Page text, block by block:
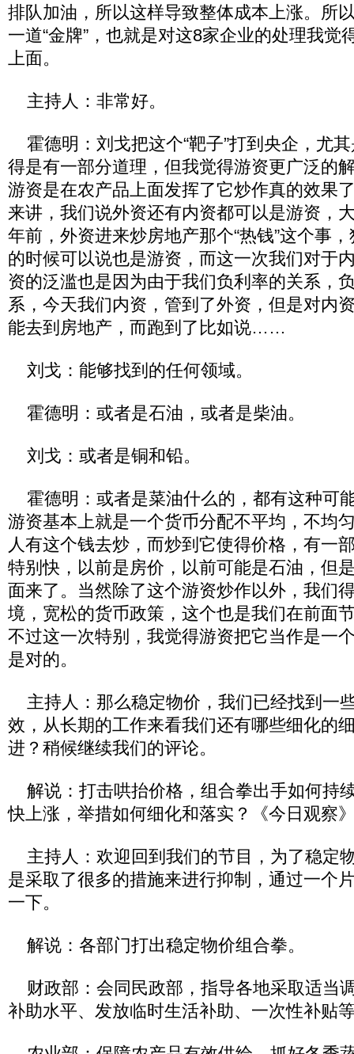
排队加油，所以这样导致整体成本上涨。所
一道“金牌”，也就是对这8家企业的处理我觉
上面。
主持人：非常好。
霍德明：刘戈把这个“靶子”打到央企，尤
得是有一部分道理，但我觉得游资更广泛的
游资是在农产品上面发挥了它炒作真的效果
来讲，我们说外资还有内资都可以是游资，
年前，外资进来炒房地产那个“热钱”这个事
的时候可以说也是游资，而这一次我们对于
资的泛滥也是因为由于我们负利率的关系，
系，今天我们内资，管到了外资，但是对内
能去到房地产，而跑到了比如说……
刘戈：能够找到的任何领域。
霍德明：或者是石油，或者是柴油。
刘戈：或者是铜和铅。
霍德明：或者是菜油什么的，都有这种可
游资基本上就是一个货币分配不平均，不均
人有这个钱去炒，而炒到它使得价格，有一
特别快，以前是房价，以前可能是石油，但
面来了。当然除了这个游资炒作以外，我们
境，宽松的货币政策，这个也是我们在前面
不过这一次特别，我觉得游资把它当作是一
是对的。
主持人：那么稳定物价，我们已经找到一
效，从长期的工作来看我们还有哪些细化的
进？稍候继续我们的评论。
解说：打击哄抬价格，组合拳出手如何持
快上涨，举措如何细化和落实？《今日观察
主持人：欢迎回到我们的节目，为了稳定
是采取了很多的措施来进行抑制，通过一个
一下。
解说：各部门打出稳定物价组合拳。
财政部：会同民政部，指导各地采取适当
补助水平、发放临时生活补助、一次性补贴